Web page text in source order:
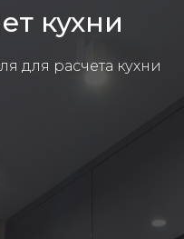
кухни
для расчета кухни